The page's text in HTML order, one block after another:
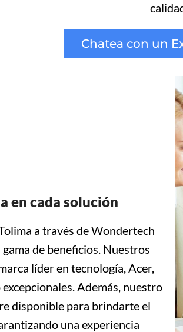
Chatea con un
en cada solución
a través de Wondertech
de beneficios. Nuestros
líder en tecnología, Acer,
Además, nuestro
disponible para brindarte el
una experiencia